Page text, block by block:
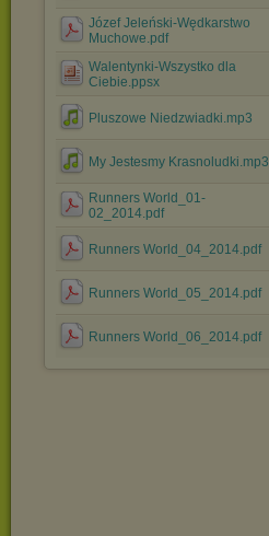
Józef Jeleński-Wędkarstwo
Muchowe.pdf
Walentynki-Wszystko dla
Ciebie.ppsx
Pluszowe Niedzwiadki.mp3
My Jestesmy Krasnoludki.mp3
Runners World_01-
02_2014.pdf
Runners World_04_2014.pdf
Runners World_05_2014.pdf
Runners World_06_2014.pdf